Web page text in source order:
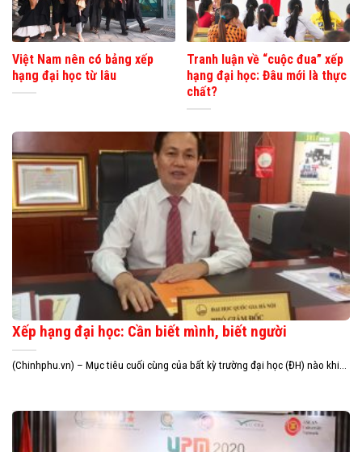
Việt Nam nên có bảng xếp
hạng đại học từ lâu
Tranh luận về “cuộc đua” xếp
hạng đại học: Đâu mới là thực
chất?
Xếp hạng đại học: Cần biết mình, biết người
(Chinhphu.vn) – Mục tiêu cuối cùng của bất kỳ trường đại học (ĐH) nào khi...